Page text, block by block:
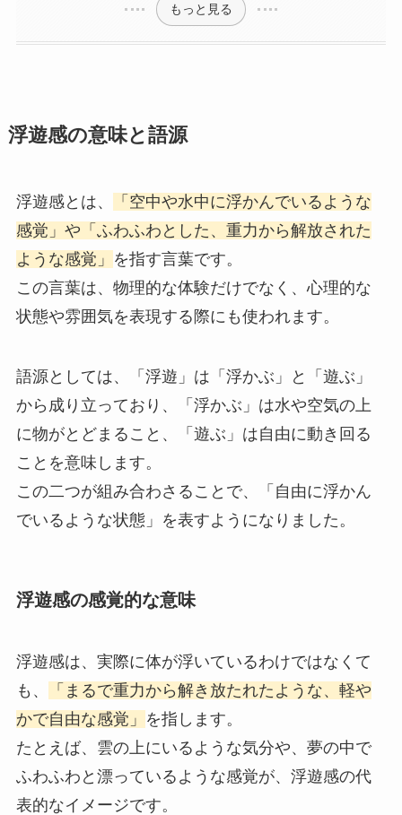
もっと見る
浮遊感の意味と語源
浮遊感とは、
「空中や水中に浮かんでいるような
感覚」や「ふわふわとした、重力から解放された
ような感覚」 を指す言葉です。
この言葉は、物理的な体験だけでなく、心理的な
状態や雰囲気を表現する際にも使われます。
語源としては、「浮遊」は「浮かぶ」と「遊ぶ」
から成り立っており、「浮かぶ」は水や空気の上
に物がとどまること、「遊ぶ」は自由に動き回る
ことを意味します。
この二つが組み合わさることで、「自由に浮かん
でいるような状態」を表すようになりました。
浮遊感の感覚的な意味
浮遊感は、実際に体が浮いているわけではなくて
も、
「まるで重力から解き放たれたような、軽や
かで自由な感覚」 を指します。
たとえば、雲の上にいるような気分や、夢の中で
ふわふわと漂っているような感覚が、浮遊感の代
表的なイメージです。